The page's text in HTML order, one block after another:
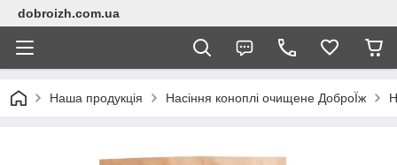
dobroizh.com.ua
Наша продукція Насіння коноплі очищене ДоброЇж